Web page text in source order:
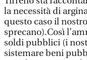
la necessità di
questo caso il
sprecano).Così
soldi pubblici (i
sistemare beni